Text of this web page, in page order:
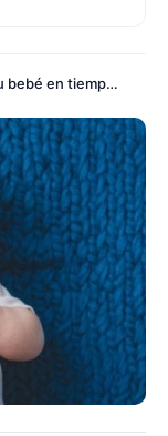
¡Escucha el corazón de tu bebé en tiempo real!